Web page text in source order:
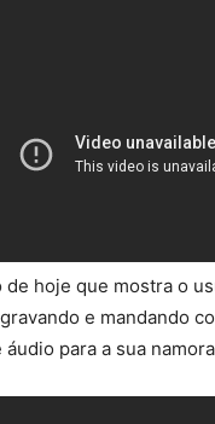
de hoje que mostra o
e mandando
para a sua